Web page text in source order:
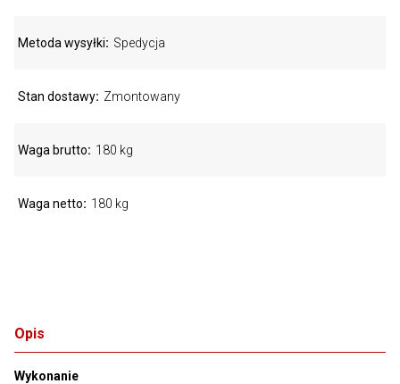
Opis
Wykonanie
Metoda wysyłki Spedycja
Stan dostawy Zmontowany
Waga brutto 180 kg
Waga netto 180 kg